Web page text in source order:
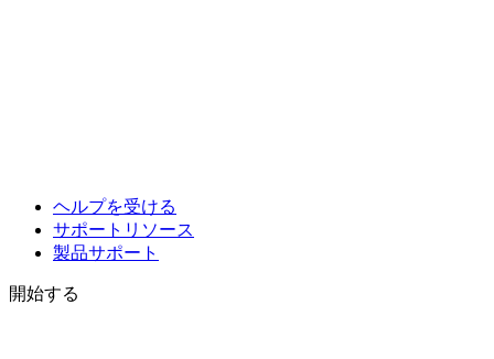
ヘルプを受ける
サポートリソース
製品サポート
開始する